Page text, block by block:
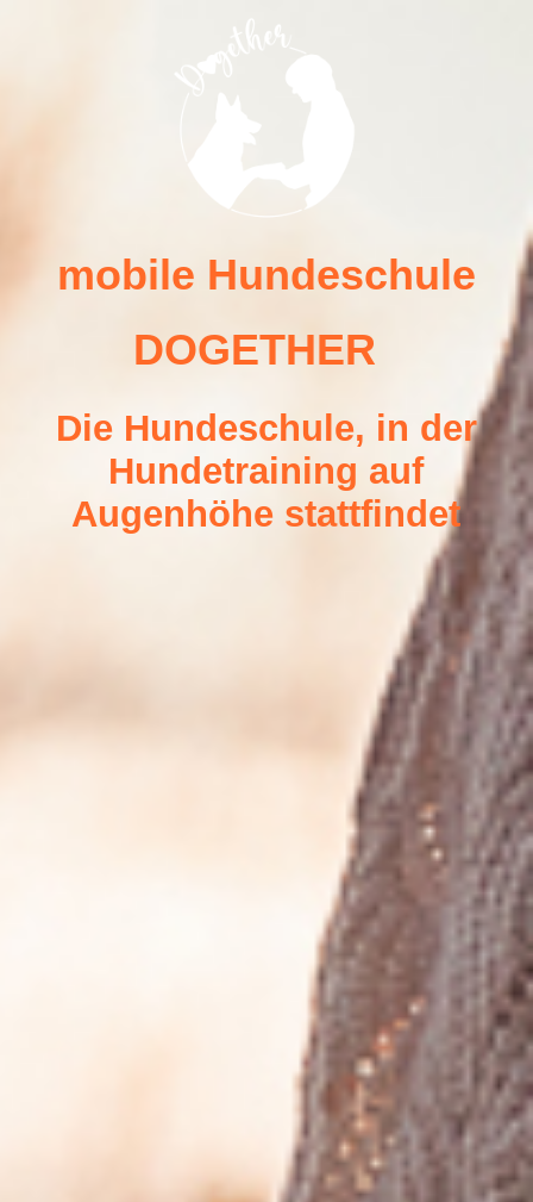
mobile Hundeschule
DOGETHER
Die Hundeschule, in der
Hundetraining auf
Augenhöhe stattfindet
Dein Hundetrainerteam -mobile Hundeschule DOGETHER
Kooperationen
Impressum/ Datenschutzerklärung